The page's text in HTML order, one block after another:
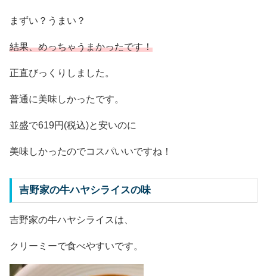
まずい？うまい？
結果、めっちゃうまかったです！
正直びっくりしました。
普通に美味しかったです。
並盛で619円(税込)と安いのに
美味しかったのでコスパいいですね！
吉野家の牛ハヤシライスの味
吉野家の牛ハヤシライスは、
クリーミーで食べやすいです。